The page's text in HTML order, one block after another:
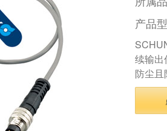
产品
续输出
防尘且